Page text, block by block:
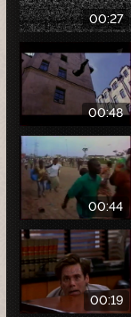
00:27
00:48
00:44
00:19